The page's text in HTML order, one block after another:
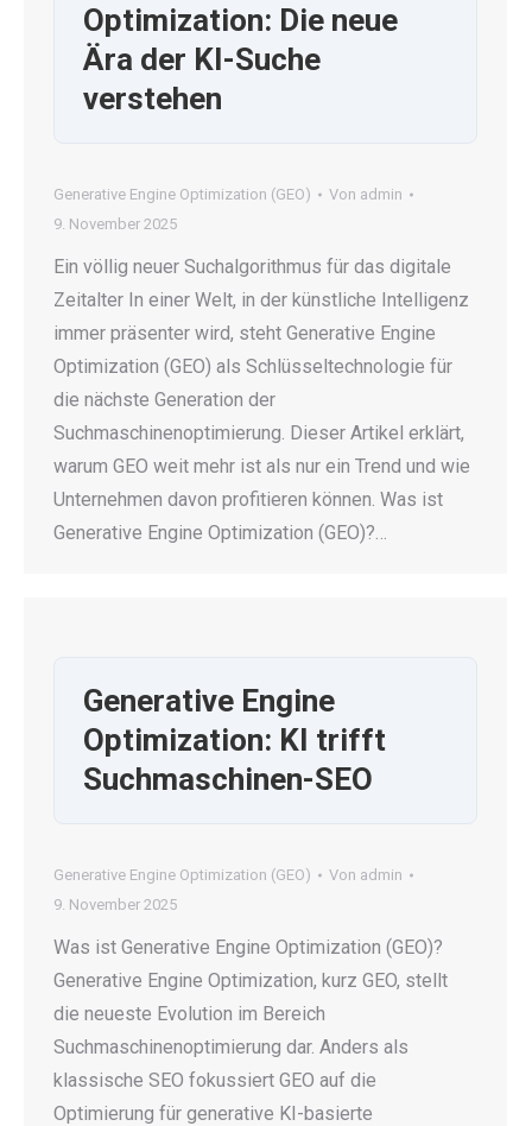
Optimization: Die neue
Ära der KI-Suche
verstehen
Generative Engine Optimization (GEO) Von admin
9. November 2025
Ein völlig neuer Suchalgorithmus für das digitale
Zeitalter In einer Welt, in der künstliche Intelligenz
immer präsenter wird, steht Generative Engine
Optimization (GEO) als Schlüsseltechnologie für
die nächste Generation der
Suchmaschinenoptimierung. Dieser Artikel erklärt,
warum GEO weit mehr ist als nur ein Trend und wie
Unternehmen davon profitieren können. Was ist
Generative Engine Optimization (GEO)?…
Generative Engine
Optimization: KI trifft
Suchmaschinen-SEO
Generative Engine Optimization (GEO) Von admin
9. November 2025
Was ist Generative Engine Optimization (GEO)?
Generative Engine Optimization, kurz GEO, stellt
die neueste Evolution im Bereich
Suchmaschinenoptimierung dar. Anders als
klassische SEO fokussiert GEO auf die
Optimierung für generative KI-basierte